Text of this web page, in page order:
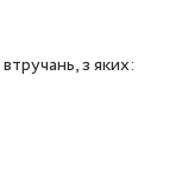
з яких: